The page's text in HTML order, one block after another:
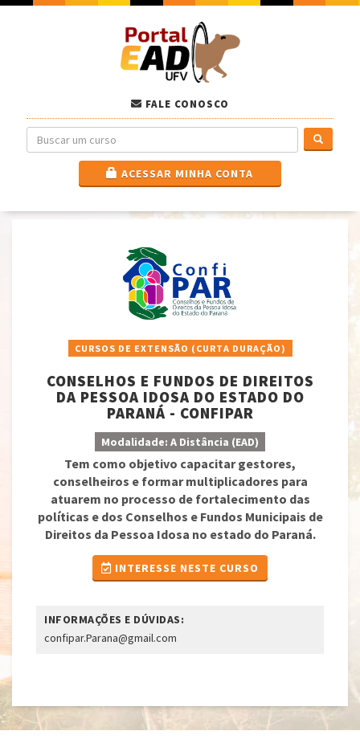
FALE CONOSCO
ACESSAR MINHA CONTA
CURSOS DE EXTENSÃO (CURTA DURAÇÃO)
CONSELHOS E FUNDOS DE DIREITOS
DA PESSOA IDOSA DO ESTADO DO
PARANÁ - CONFIPAR
Modalidade: A Distância (EAD)
Tem como objetivo capacitar gestores,
conselheiros e formar multiplicadores para
atuarem no processo de fortalecimento das
políticas e dos Conselhos e Fundos Municipais de
Direitos da Pessoa Idosa no estado do Paraná.
INTERESSE NESTE CURSO
INFORMAÇÕES E DÚVIDAS:
confipar.Parana@gmail.com